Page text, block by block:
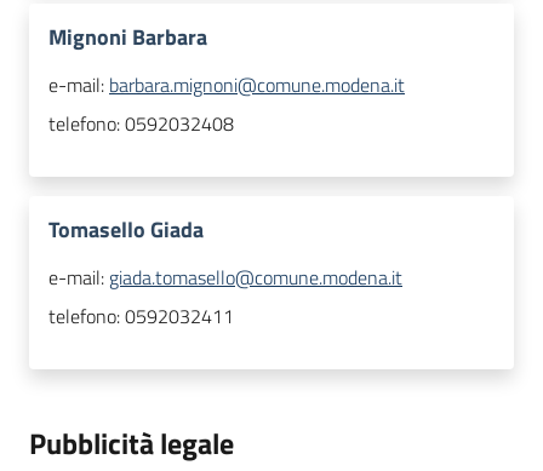
Mignoni Barbara
e-mail: barbara.mignoni@comune.modena.it
telefono:0592032408
Tomasello Giada
e-mail: giada.tomasello@comune.modena.it
telefono:0592032411
Pubblicità legale